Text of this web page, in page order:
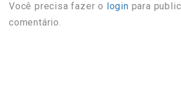
Você precisa fazer o login para
comentário.